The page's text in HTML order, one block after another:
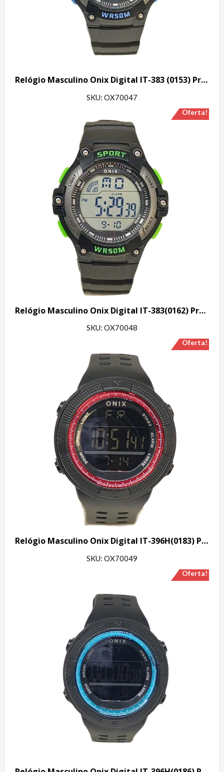
Relógio Masculino Onix Digital IT-383 (0153) Preto e Azul
SKU: OX70047
Oferta!
Relógio Masculino Onix Digital IT-383(0162) Preto e Verde
SKU: OX70048
Oferta!
Relógio Masculino Onix Digital IT-396H(0183) Preto e Vermelho
SKU: OX70049
Oferta!